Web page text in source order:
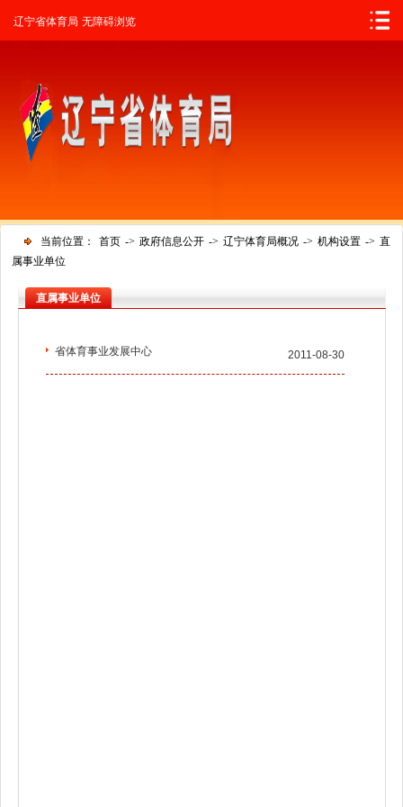
辽宁省人民政府
辽宁省体育局 无障碍浏览
当前位置： 首页 -> 政府信息公开 -> 辽宁体育局概况 -> 机构设置 -> 直
属事业单位
直属事业单位
省体育事业发展中心 2011-08-30